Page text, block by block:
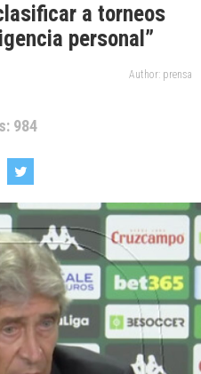
a torneos
personal”
Author: prensa
984